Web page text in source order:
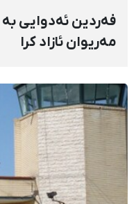
فەردین ئەدوایی بە
مەریوان ئازاد کرا